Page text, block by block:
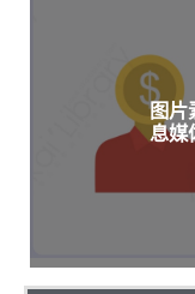
图片
息媒